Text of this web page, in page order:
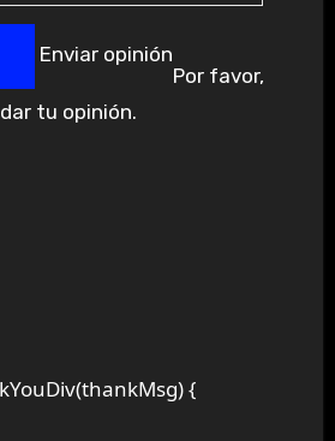
Enviar opinión
Por favor,
tu opinión.
{